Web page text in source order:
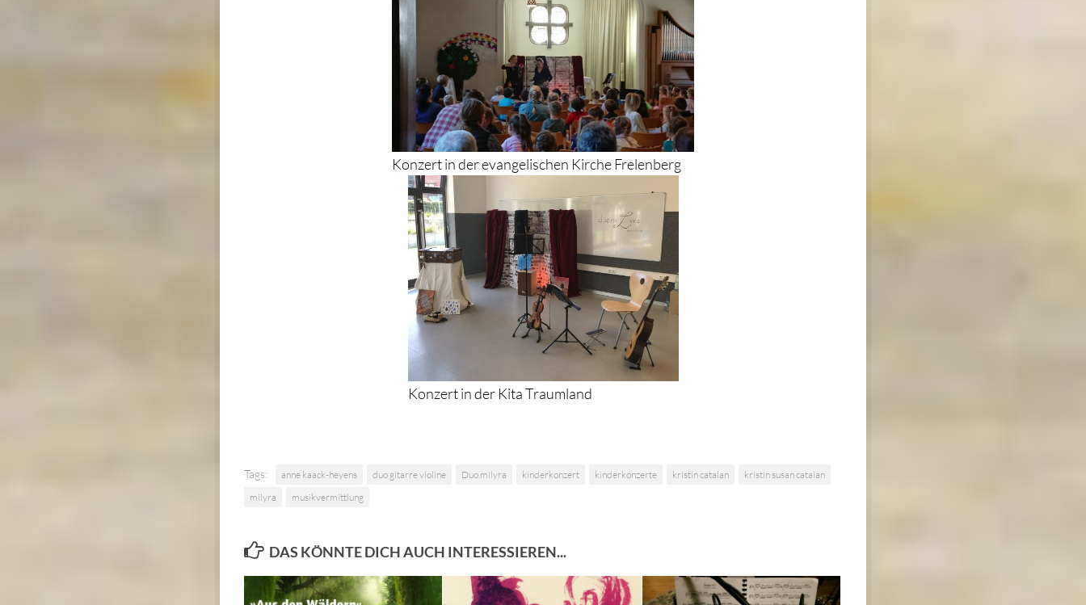
Konzert in der evangelischen Kirche Frelenberg
Konzert in der Kita Traumland
Tags: anne kaack-heyens duo gitarre violine Duo.milyra kinderkonzert kinderkonzerte kristin catalan
kristin susan catalan
milyra
musikvermittlung
DAS KÖNNTE DICH AUCH INTERESSIEREN...